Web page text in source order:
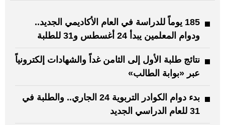
185 يوماً للدراسة في العام الأكاديمي الجديد..
ودوام المعلمين يبدأ 24 أغسطس و31 للطلبة
نتائج طلبة الأول إلى الثامن غداً والشهادات إلكترونياً
عبر «بوابة الطالب»
بدء دوام الكوادر التربوية 24 الجاري.. والطلبة في
31 للعام الدراسي الجديد